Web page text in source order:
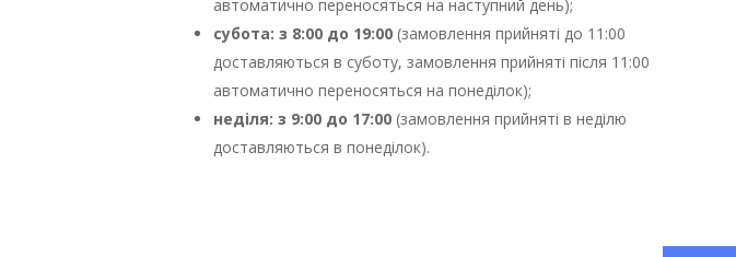
автоматично переносяться на наступний день);
субота: з 8:00 до 19:00 (замовлення прийняті до 11:00
доставляються в суботу, замовлення прийняті після 11:00
автоматично переносяться на понеділок);
неділя: з 9:00 до 17:00 (замовлення прийняті в неділю
доставляються в понеділок).